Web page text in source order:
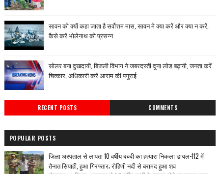
सावन को क्यों कहा जाता है सर्वोत्तम मास, सावन मे क्या करें और क्या न करें,
कैसे करें भोलेनाथ को प्रसन्न
सोलर बना दुखदायी, बिजली विभाग ने जबरदस्ती दूना लोड बढ़ायी, जनता करें
चित्कार, अधिकारी करें आराम की पगुराई
RECENT POSTS COMMENTS
POPULAR POSTS
जिला अस्पताल से लापता 10 वर्षीय बच्ची का हत्यारा निकला डायल-112 में
तैनात सिपाही, हुआ गिरफ्तार; रोहिणी नदी से बरामद हुआ शव